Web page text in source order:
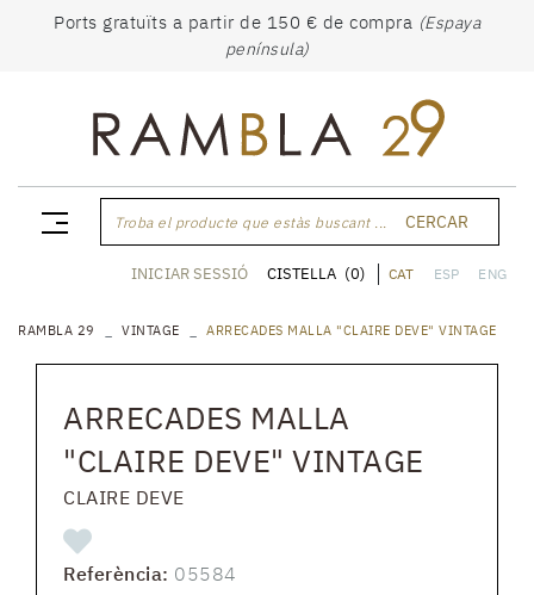
Ports gratuïts a partir de 150 € de compra (Espaya
península)
Troba el producte que estàs buscant ... CERCAR
CAT ESP ENG
INICIAR SESSIÓ CISTELLA (0)
RAMBLA 29 VINTAGE ARRECADES MALLA "CLAIRE DEVE" VINTAGE
ARRECADES MALLA
"CLAIRE DEVE" VINTAGE
CLAIRE DEVE
Referència: 05584